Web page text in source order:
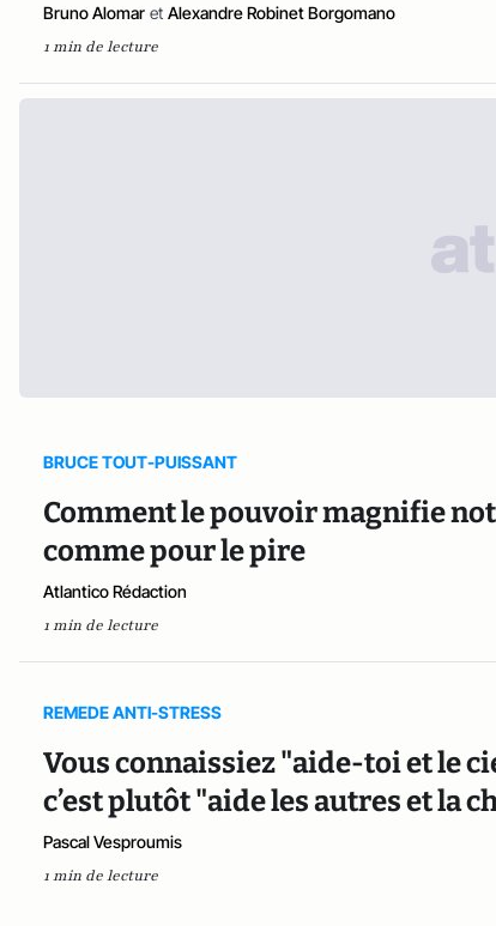
Bruno Alomar et Alexandre Robinet Borgomano
1 min de lecture
BRUCE TOUT-PUISSANT
Comment le pouvoir magnifie
comme pour le pire
Atlantico Rédaction
1 min de lecture
REMEDE ANTI-STRESS
Vous connaissiez "aide-toi et le
c’est plutôt "aide les autres et la
Pascal Vesproumis
1 min de lecture